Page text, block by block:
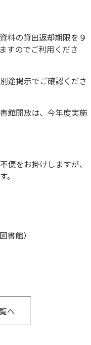
料の貸出返却期限を９
すのでご利用くださ
途掲示でご確認くださ
館開放は、今年度実施
便をお掛けしますが、
。
書館）
へ